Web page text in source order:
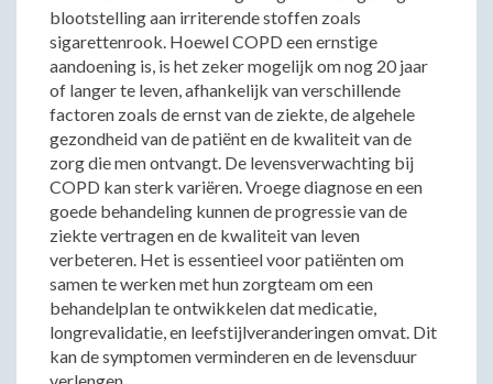
blootstelling aan irriterende stoffen zoals
sigarettenrook. Hoewel COPD een ernstige
aandoening is, is het zeker mogelijk om nog 20 jaar
of langer te leven, afhankelijk van verschillende
factoren zoals de ernst van de ziekte, de algehele
gezondheid van de patiënt en de kwaliteit van de
zorg die men ontvangt. De levensverwachting bij
COPD kan sterk variëren. Vroege diagnose en een
goede behandeling kunnen de progressie van de
ziekte vertragen en de kwaliteit van leven
verbeteren. Het is essentieel voor patiënten om
samen te werken met hun zorgteam om een
behandelplan te ontwikkelen dat medicatie,
longrevalidatie, en leefstijlveranderingen omvat. Dit
kan de symptomen verminderen en de levensduur